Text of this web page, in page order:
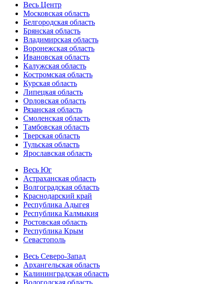
Весь Центр
Московская область
Белгородская область
Брянская область
Владимирская область
Воронежская область
Ивановская область
Калужская область
Костромская область
Курская область
Липецкая область
Орловская область
Рязанская область
Смоленская область
Тамбовская область
Тверская область
Тульская область
Ярославская область
Весь Юг
Астраханская область
Волгоградская область
Краснодарский край
Республика Адыгея
Республика Калмыкия
Ростовская область
Республика Крым
Севастополь
Весь Северо-Запад
Архангельская область
Калининградская область
Вологодская область